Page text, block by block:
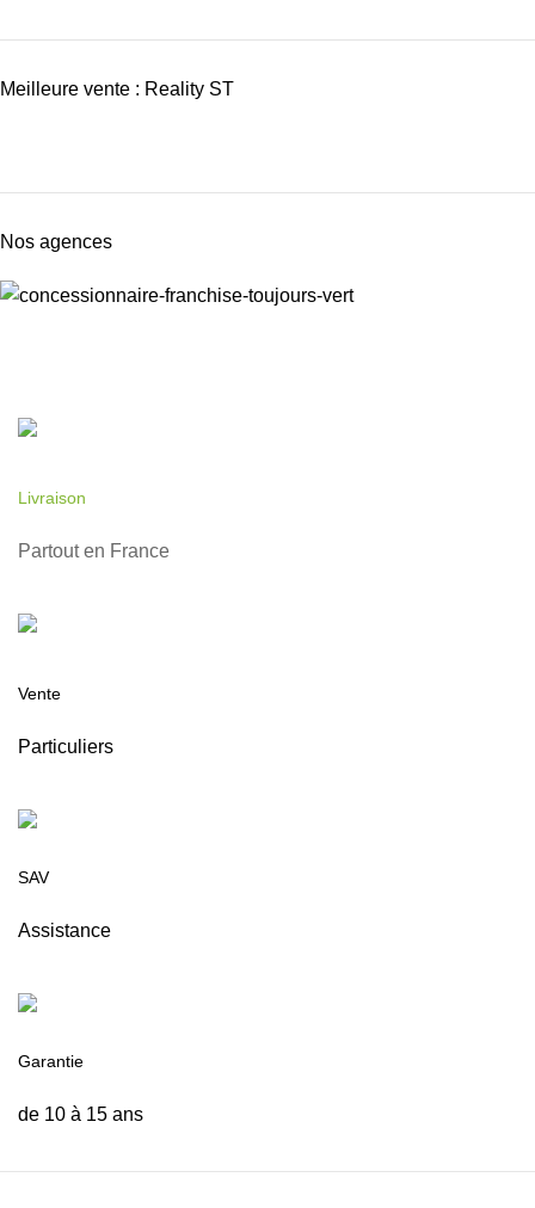
Meilleure vente : Reality ST
Nos agences
Livraison
Partout en France
Vente
Particuliers
SAV
Assistance
Garantie
de 10 à 15 ans